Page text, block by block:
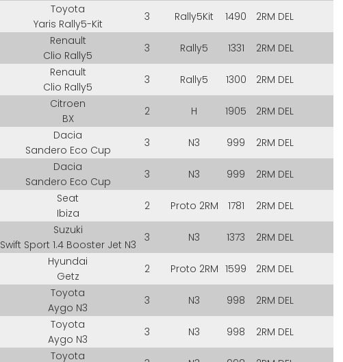
Toyota
Yaris Rally5-Kit
3 Rally5Kit 1490 2RM DEL
Renault
Clio Rally5
3 Rally5 1331 2RM DEL
Renault
Clio Rally5
3 Rally5 1300 2RM DEL
Citroen
BX
2 H 1905 2RM DEL
Dacia
Sandero Eco Cup
3 N3 999 2RM DEL
Dacia
Sandero Eco Cup
3 N3 999 2RM DEL
Seat
Ibiza
2 Proto 2RM 1781 2RM DEL
Suzuki
Swift Sport 1.4 Booster Jet N3
3 N3 1373 2RM DEL
Hyundai
Getz
2 Proto 2RM 1599 2RM DEL
Toyota
Aygo N3
3 N3 998 2RM DEL
Toyota
Aygo N3
3 N3 998 2RM DEL
Toyota